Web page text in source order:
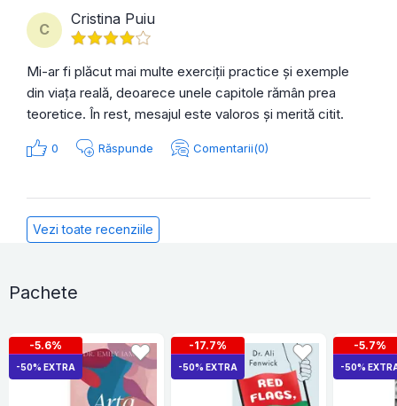
C
Cristina Puiu
Mi-ar fi plăcut mai multe exerciții practice și exemple
din viața reală, deoarece unele capitole rămân prea
teoretice. În rest, mesajul este valoros și merită citit.
0 Răspunde Comentarii(0)
Vezi toate recenziile
Pachete
-5.6%
-50% EXTRA
-17.7%
-50% EXTRA
-5.7%
-50%